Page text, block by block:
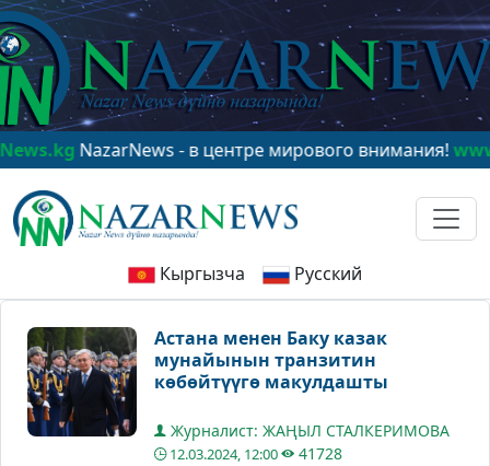
NazarNews - в центре мирового внимания!
Кыргызча Русский
Астана менен Баку казак
мунайынын транзитин
көбөйтүүгө макулдашты
Журналист: ЖАҢЫЛ СТАЛКЕРИМОВА
12.03.2024, 12:00 41728